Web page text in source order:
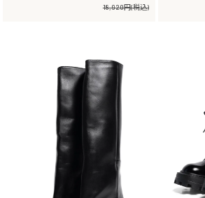
18,920円(税込)